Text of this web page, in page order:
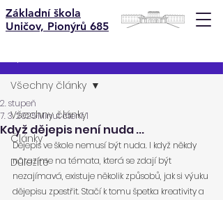
Základní škola
Uničov, Pionýrů 685
Všechny články
Články
Důležité
Všechny články
Když dějepis není nuda ...
2. stupeň
7. 3. 2025Minut čtení: 1
Dějepis ve škole nemusí být nuda. I když někdy
narazíme na témata, která se zdají být
nezajímavá, existuje několik způsobů, jak si výuku
dějepisu zpestřit. Stačí k tomu špetka kreativity a